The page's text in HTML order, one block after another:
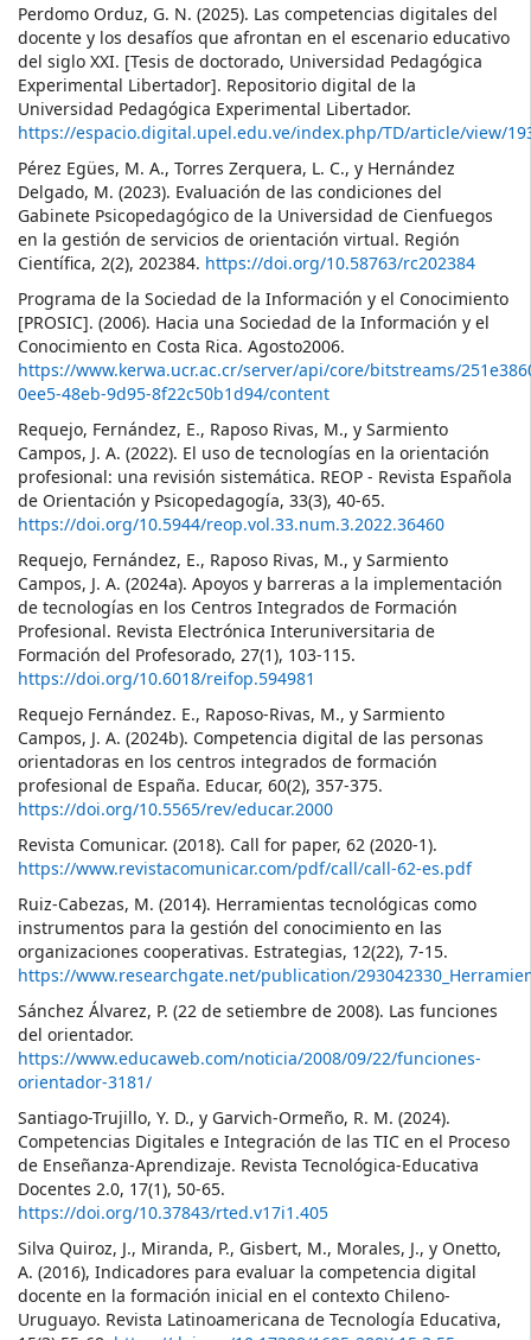
Perdomo Orduz, G. N. (2025). Las competencias digitales del
docente y los desafíos que afrontan en el escenario educativo
del siglo XXI. [Tesis de doctorado, Universidad Pedagógica
Experimental Libertador]. Repositorio digital de la
Universidad Pedagógica Experimental Libertador.
https://espacio.digital.upel.edu.ve/index.php/TD/article/view/
Pérez Egües, M. A., Torres Zerquera, L. C., y Hernández
Delgado, M. (2023). Evaluación de las condiciones del
Gabinete Psicopedagógico de la Universidad de Cienfuegos
en la gestión de servicios de orientación virtual. Región
Científica, 2(2), 202384. https://doi.org/10.58763/rc202384
Programa de la Sociedad de la Información y el Conocimiento
[PROSIC]. (2006). Hacia una Sociedad de la Información y el
Conocimiento en Costa Rica. Agosto2006.
https://www.kerwa.ucr.ac.cr/server/api/core/bitstreams/
0ee5-48eb-9d95-8f22c50b1d94/content
Requejo, Fernández, E., Raposo Rivas, M., y Sarmiento
Campos, J. A. (2022). El uso de tecnologías en la orientación
profesional: una revisión sistemática. REOP - Revista Española
de Orientación y Psicopedagogía, 33(3), 40-65.
https://doi.org/10.5944/reop.vol.33.num.3.2022.36460
Requejo, Fernández, E., Raposo Rivas, M., y Sarmiento
Campos, J. A. (2024a). Apoyos y barreras a la implementación
de tecnologías en los Centros Integrados de Formación
Profesional. Revista Electrónica Interuniversitaria de
Formación del Profesorado, 27(1), 103-115.
https://doi.org/10.6018/reifop.594981
Requejo Fernández. E., Raposo-Rivas, M., y Sarmiento
Campos, J. A. (2024b). Competencia digital de las personas
orientadoras en los centros integrados de formación
profesional de España. Educar, 60(2), 357-375.
https://doi.org/10.5565/rev/educar.2000
Revista Comunicar. (2018). Call for paper, 62 (2020-1).
https://www.revistacomunicar.com/pdf/call/call-62-es.pdf
Ruiz-Cabezas, M. (2014). Herramientas tecnológicas como
instrumentos para la gestión del conocimiento en las
organizaciones cooperativas. Estrategias, 12(22), 7-15.
https://www.researchgate.net/publication/
Sánchez Álvarez, P. (22 de setiembre de 2008). Las funciones
del orientador.
https://www.educaweb.com/noticia/2008/09/22/funciones-
orientador-3181/
Santiago-Trujillo, Y. D., y Garvich-Ormeño, R. M. (2024).
Competencias Digitales e Integración de las TIC en el Proceso
de Enseñanza-Aprendizaje. Revista Tecnológica-Educativa
Docentes 2.0, 17(1), 50-65.
https://doi.org/10.37843/rted.v17i1.405
Silva Quiroz, J., Miranda, P., Gisbert, M., Morales, J., y Onetto,
A. (2016), Indicadores para evaluar la competencia digital
docente en la formación inicial en el contexto Chileno-
Uruguayo. Revista Latinoamericana de Tecnología Educativa,